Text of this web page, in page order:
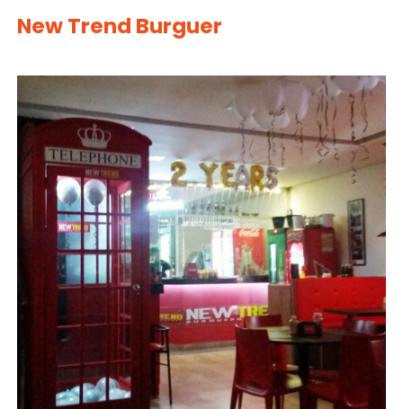
New Trend Burguer